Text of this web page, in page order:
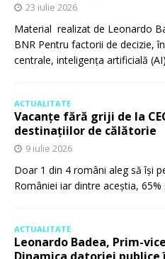
23 iulie 2026
Material realizat de Leonardo
BNR Pentru factorii de decizie,
centrale, inteligența artificială (AI)
ACTUALITATE
Vacanțe fără griji de la
destinațiilor de călătorie
9 iulie 2026
Doar 1 din 4 români aleg să își
României iar dintre aceștia, 65%
ACTUALITATE
Leonardo Badea, Prim-